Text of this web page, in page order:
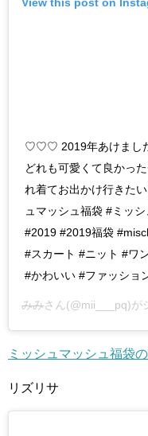
View this post on
♡♡♡ 2019年あけまし
どれも可愛くて良かっ
れ着てお出かけ行きた
ュマッシュ福袋 #ミッ
#2019 #2019福袋
#スカート #ニット #ワ
#かわいい #ファッショ
みみさん(@mii___pq)が
ミッシュマッシュ福袋
リズリサ